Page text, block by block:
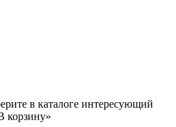
в каталоге интересующий
корзину»